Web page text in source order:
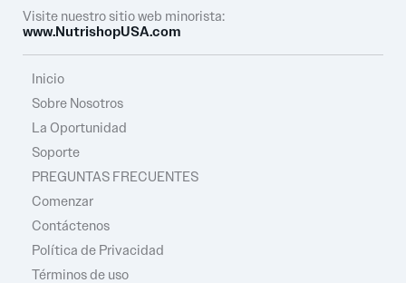
Visite nuestro sitio web minorista:
www.NutrishopUSA.com
Inicio
Sobre Nosotros
La Oportunidad
Soporte
PREGUNTAS FRECUENTES
Comenzar
Contáctenos
Política de Privacidad
Términos de uso